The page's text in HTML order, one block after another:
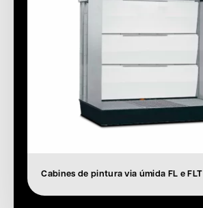
Cabines de pintura via úmida FL e FLT